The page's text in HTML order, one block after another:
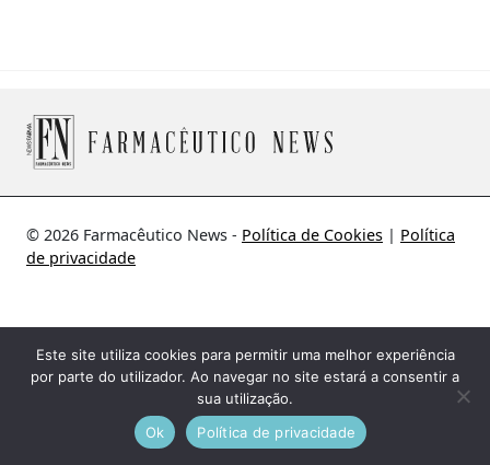
© 2026 Farmacêutico News - Política de Cookies | Política
de privacidade
Este site utiliza cookies para permitir uma melhor experiência
por parte do utilizador. Ao navegar no site estará a consentir a
sua utilização.
Ok
Política de privacidade